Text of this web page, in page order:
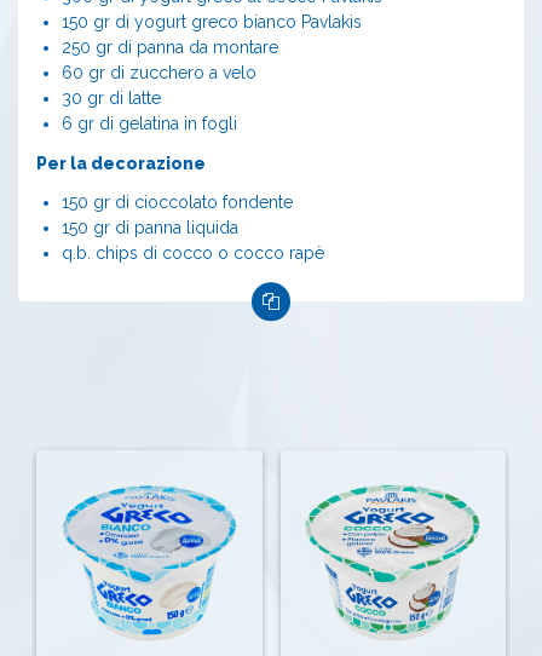
150 gr di yogurt greco bianco Pavlakis
250 gr di panna da montare
60 gr di zucchero a velo
30 gr di latte
6 gr di gelatina in fogli
Per la decorazione
150 gr di cioccolato fondente
150 gr di panna liquida
q.b. chips di cocco o cocco rapè